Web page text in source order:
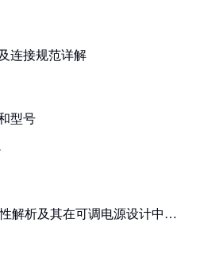
连接规范详解
型号
解析及其在可调电源设计中的